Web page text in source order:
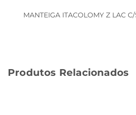
MANTEIGA ITACOLOMY Z LAC
Produtos Relacionados